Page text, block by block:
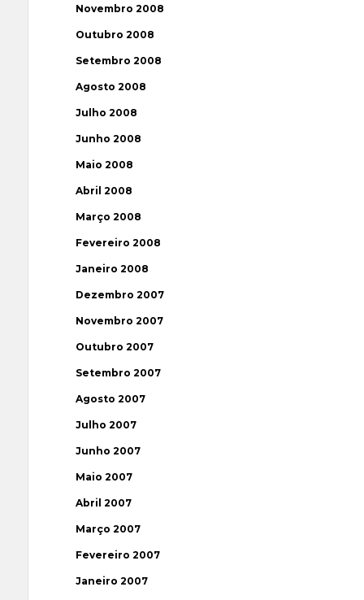
Novembro 2008
Outubro 2008
Setembro 2008
Agosto 2008
Julho 2008
Junho 2008
Maio 2008
Abril 2008
Março 2008
Fevereiro 2008
Janeiro 2008
Dezembro 2007
Novembro 2007
Outubro 2007
Setembro 2007
Agosto 2007
Julho 2007
Junho 2007
Maio 2007
Abril 2007
Março 2007
Fevereiro 2007
Janeiro 2007